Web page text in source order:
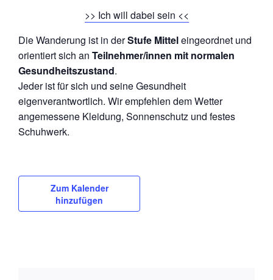
>> Ich will dabei sein <<
Die Wanderung ist in derStufe Mitteleingeordnet und
orientiert sich an Teilnehmer/innen mit normalen
Gesundheitszustand.
Jeder ist für sich und seine Gesundheit
eigenverantwortlich. Wir empfehlen dem Wetter
angemessene Kleidung, Sonnenschutz und festes
Schuhwerk.
Zum Kalender
hinzufügen